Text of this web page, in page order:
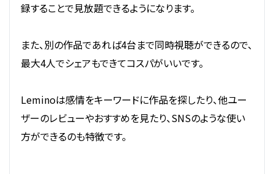
録することで見放題できるようになります。
また、別の作品であれば4台まで同時視聴ができるので、
最大4人でシェアもできてコスパがいいです。
Leminoは感情をキーワードに作品を探したり、他ユー
ザーのレビューやおすすめを見たり、SNSのような使い
方ができるのも特徴です。